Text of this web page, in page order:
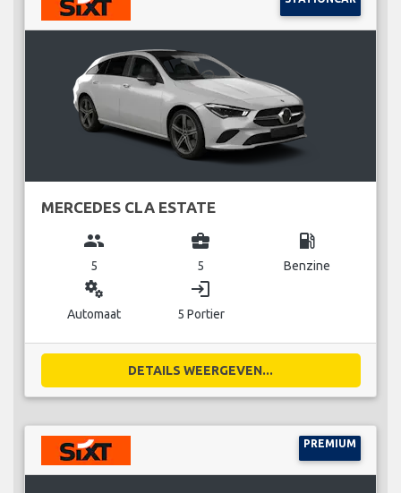
MERCEDES CLA ESTATE
group
5
business_center
5
local_gas_station
Benzine
miscellaneous_services
Automaat
login
5 Portier
DETAILS WEERGEVEN...
PREMIUM